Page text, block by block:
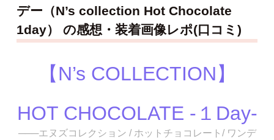
デー（N’s collection Hot Chocolate
1day） の感想・装着画像レポ(口コミ)
【N’s COLLECTION】
HOT CHOCOLATE -１Day-
───エヌズコレクション / ホットチョコレート/ ワンデ